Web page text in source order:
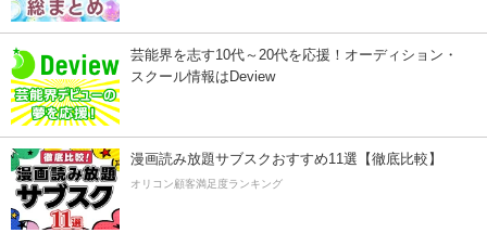
芸能界を志す10代～20代を応援！オーディション・
スクール情報はDeview
漫画読み放題サブスクおすすめ11選【徹底比較】
オリコン顧客満足度ランキング